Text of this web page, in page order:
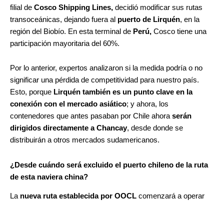
filial de Cosco Shipping Lines, decidió modificar sus rutas
transoceánicas, dejando fuera al puerto de Lirquén, en la
región del Biobío. En esta terminal de Perú, Cosco tiene una
participación mayoritaria del 60%.
Por lo anterior, expertos analizaron si la medida podría o no
significar una pérdida de competitividad para nuestro país.
Esto, porque Lirquén también es un punto clave en la
conexión con el mercado asiático; y ahora, los
contenedores que antes pasaban por Chile ahoraserán
dirigidos directamente a Chancay, desde donde se
distribuirán a otros mercados sudamericanos.
¿Desde cuándo será excluido el puerto chileno de la ruta
de esta naviera china?
La nueva ruta establecida por OOCL comenzará a operar